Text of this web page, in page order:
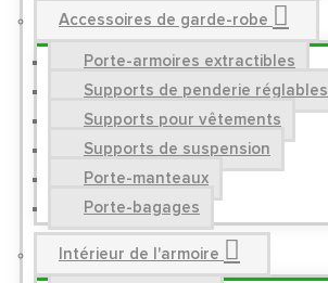
Accessoires de garde-robe
Porte-armoires extractibles
Supports de penderie réglables
Supports pour vêtements
Supports de suspension
Porte-manteaux
Porte-bagages
Intérieur de l'armoire